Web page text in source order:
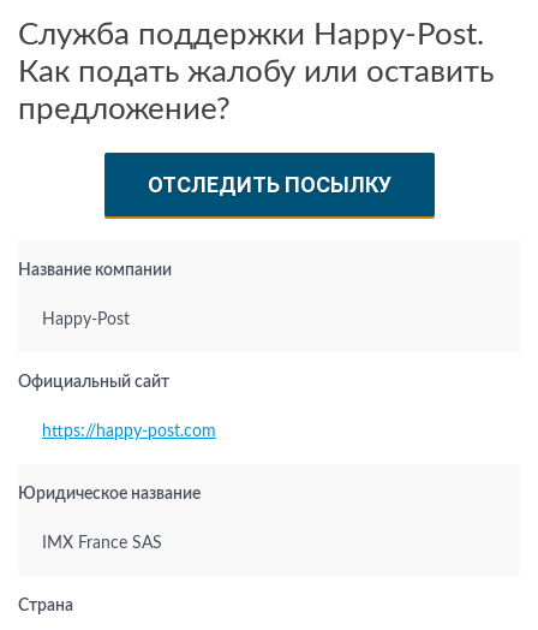
Служба поддержки Happy-Post.
Как подать жалобу или оставить
предложение?
ОТСЛЕДИТЬ ПОСЫЛКУ
Название компании
Happy-Post
Официальный сайт
https://happy-post.com
Юридическое название
IMX France SAS
Страна